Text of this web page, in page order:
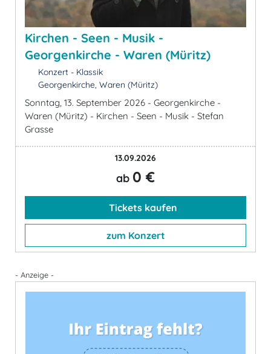
Kirchen - Seen - Musik -
Georgenkirche - Waren (Müritz)
Konzert - Klassik
Georgenkirche, Waren (Müritz)
Sonntag, 13. September 2026 - Georgenkirche -
Waren (Müritz) - Kirchen - Seen - Musik - Stefan
Grasse
13.09.2026
ab 0 €
Tickets kaufen
zum Konzert
- Anzeige -